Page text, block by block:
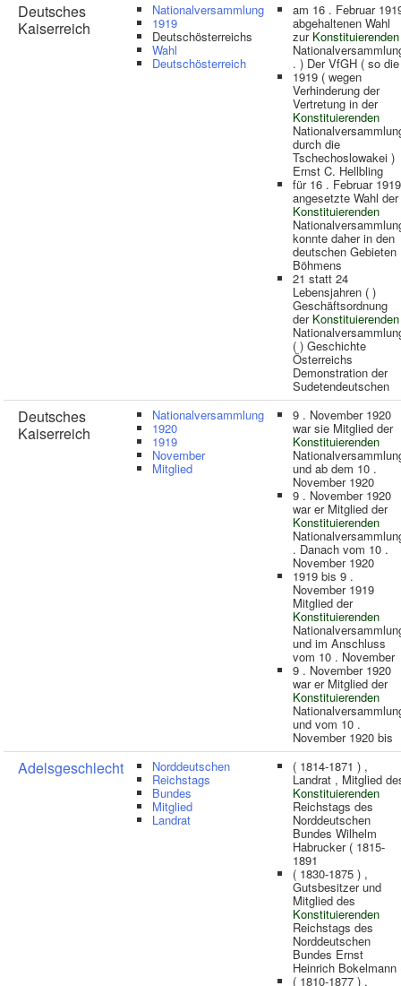
Deutsches
Kaiserreich
Nationalversammlung
1919
Deutschösterreichs
Wahl
Deutschösterreich
am 16 . Februar
abgehaltenen Wahl
zurKonstituierenden
. ) Der VfGH ( so die
1919 ( wegen
Verhinderung der
Vertretung in der
Konstituierenden
durch die
Tschechoslowakei )
Ernst C. Hellbling
für 16 . Februar 1919
angesetzte Wahl der
Konstituierenden
konnte daher in den
deutschen Gebieten
Böhmens
21 statt 24
Lebensjahren ( )
Geschäftsordnung
der Konstituierenden
( ) Geschichte
Österreichs
Demonstration der
Sudetendeutschen
Deutsches
Kaiserreich
Nationalversammlung
1920
1919
November
Mitglied
9 . November 1920
war sie Mitglied der
Konstituierenden
und ab dem 10 .
November 1920
9 . November 1920
war er Mitglied der
Konstituierenden
. Danach vom 10 .
November 1920
1919 bis 9 .
November 1919
Mitglied der
Konstituierenden
und im Anschluss
vom 10 . November
9 . November 1920
war er Mitglied der
Konstituierenden
und vom 10 .
November 1920 bis
Adelsgeschlecht Norddeutschen
Reichstags
Bundes
Mitglied
Landrat
( 1814-1871 ) ,
Landrat , Mitglied
Konstituierenden
Reichstags des
Norddeutschen
Bundes Wilhelm
Habrucker ( 1815-
1891
( 1830-1875 ) ,
Gutsbesitzer und
Mitglied des
Konstituierenden
Reichstags des
Norddeutschen
Bundes Ernst
Heinrich Bokelmann
( 1810-1877 ) ,